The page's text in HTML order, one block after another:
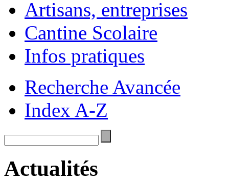
Artisans, entreprises
Cantine Scolaire
Infos pratiques
Recherche Avancée
Index A-Z
Actualités